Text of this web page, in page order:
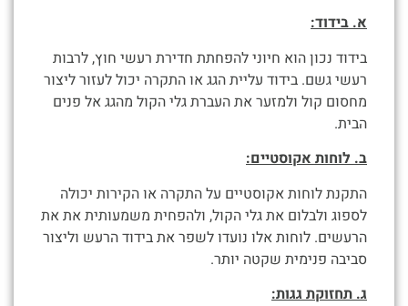
א. בידוד:
בידוד נכון הוא חיוני להפחתת חדירת רעשי חוץ, לרבות
רעשי גשם. בידוד עליית הגג או התקרה יכול לעזור ליצור
מחסום קול ולמזער את העברת גלי הקול מהגג אל פנים
הבית.
ב. לוחות אקוסטיים:
התקנת לוחות אקוסטיים על התקרה או הקירות יכולה
לספוג ולבלום את גלי הקול, ולהפחית משמעותית את את
הרעשים. לוחות אלו נועדו לשפר את בידוד הרעש וליצור
סביבה פנימית שקטה יותר.
ג. תחזוקת גגות: